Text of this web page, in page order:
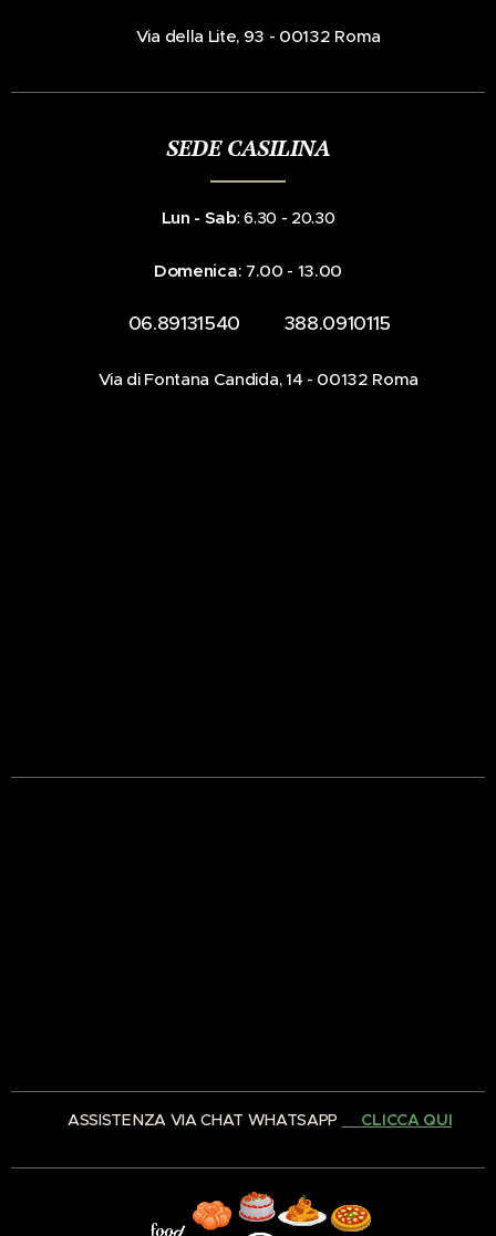
📍Via della Lite, 93 - 00132 Roma
SEDE CASILINA
Lun - Sab: 6.30 - 20.30
Domenica: 7.00 - 13.00
☎️ 06.89131540 📞 388.0910115
📍Via di Fontana Candida, 14 - 00132 Roma
✅ ASSISTENZA VIA CHAT WHATSAPP 👉🏻CLICCA QUI